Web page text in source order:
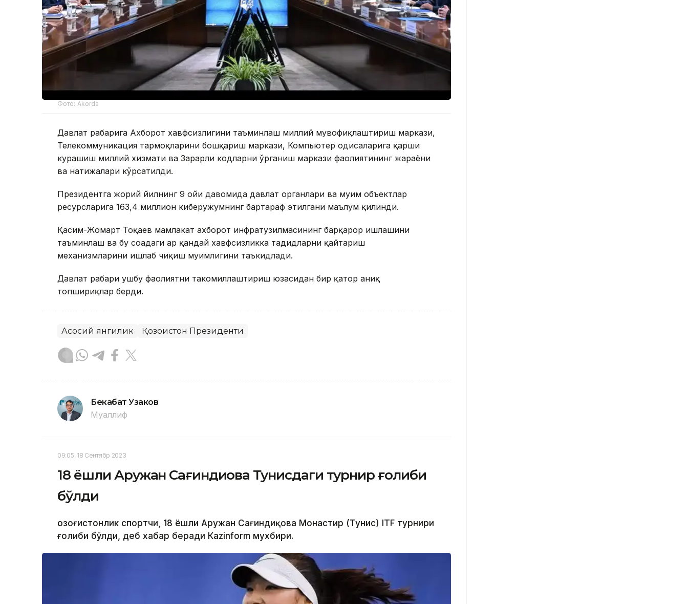
Фото: Akorda
Давлат раҳбарига Ахборот хавфсизлигини таъминлаш миллий мувофиқлаштириш маркази,
Телекоммуникация тармоқларини бошқариш маркази, Компьютер ҳодисаларига қарши
курашиш миллий хизмати ва Зарарли кодларни ўрганиш маркази фаолиятининг жараёни
ва натижалари кўрсатилди.
Президентга жорий йилнинг 9 ойи давомида давлат органлари ва муҳим объектлар
ресурсларига 163,4 миллион киберҳужумнинг бартараф этилгани маълум қилинди.
Қасим-Жомарт Тоқаев мамлакат ахборот инфратузилмасининг барқарор ишлашини
таъминлаш ва бу соҳадаги ҳар қандай хавфсизликка таҳдидларни қайтариш
механизмларини ишлаб чиқиш муҳимлигини таъкидлади.
Давлат раҳбари ушбу фаолиятни такомиллаштириш юзасидан бир қатор аниқ
топшириқлар берди.
Асосий янгилик Қозоғистон Президенти
Бекабат Узаков
Муаллиф
09:05, 18 Сентябр 2023
18 ёшли Аружан Сағиндиқова Тунисдаги турнир ғолиби
бўлди
Қозоғистонлик спортчи, 18 ёшли Аружан Сағиндиқова Монастир (Тунис) ITF турнири
ғолиби бўлди, деб хабар беради Каzinform мухбири.